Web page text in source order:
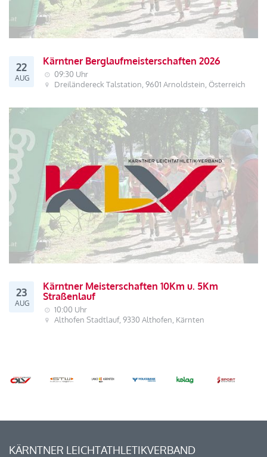
22
AUG
Kärntner Berglaufmeisterschaften 2026
09:30 Uhr
Dreiländereck Talstation, 9601 Arnoldstein, Österreich
23
AUG
Kärntner Meisterschaften 10Km u. 5Km
Straßenlauf
10:00 Uhr
Althofen Stadtlauf, 9330 Althofen, Kärnten
KÄRNTNER LEICHTATHLETIKVERBAND